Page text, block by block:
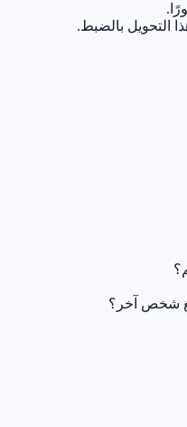
التحويل بالضبط.
شخص آخر؟